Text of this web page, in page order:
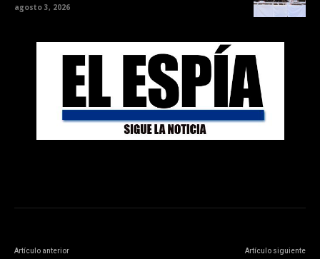
agosto 3, 2026
Artículo anterior Artículo siguiente